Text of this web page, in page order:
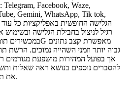
Gemini, WhatsApp, Tik tok,
רגיל לניצול בחבילת הגלישה
גבוה יותר וזמני השהייה נמוכים. הרשת
להסברים נוספים בנושא ראה שאלות
את תנאי התכניות מעת או לסיימן.